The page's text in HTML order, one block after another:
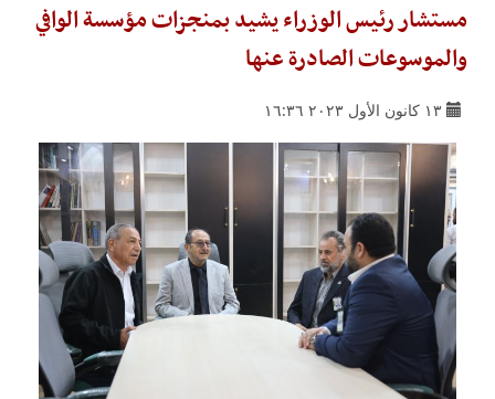
مستشار رئيس الوزراء يشيد بمنجزات مؤسسة الوافي
والموسوعات الصادرة عنها
١٣ كانون الأول ٢٠٢٣ ١٦:٣٦